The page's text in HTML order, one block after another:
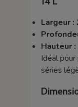
Largeur :
Hauteur
Idéal
séries